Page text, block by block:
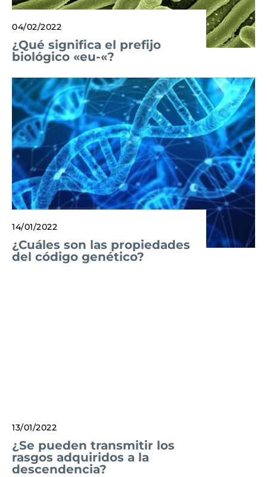
04/02/2022
¿Qué significa el prefijo
biológico «eu-«?
14/01/2022
¿Cuáles son las propiedades
del código genético?
13/01/2022
¿Se pueden transmitir los
rasgos adquiridos a la
descendencia?